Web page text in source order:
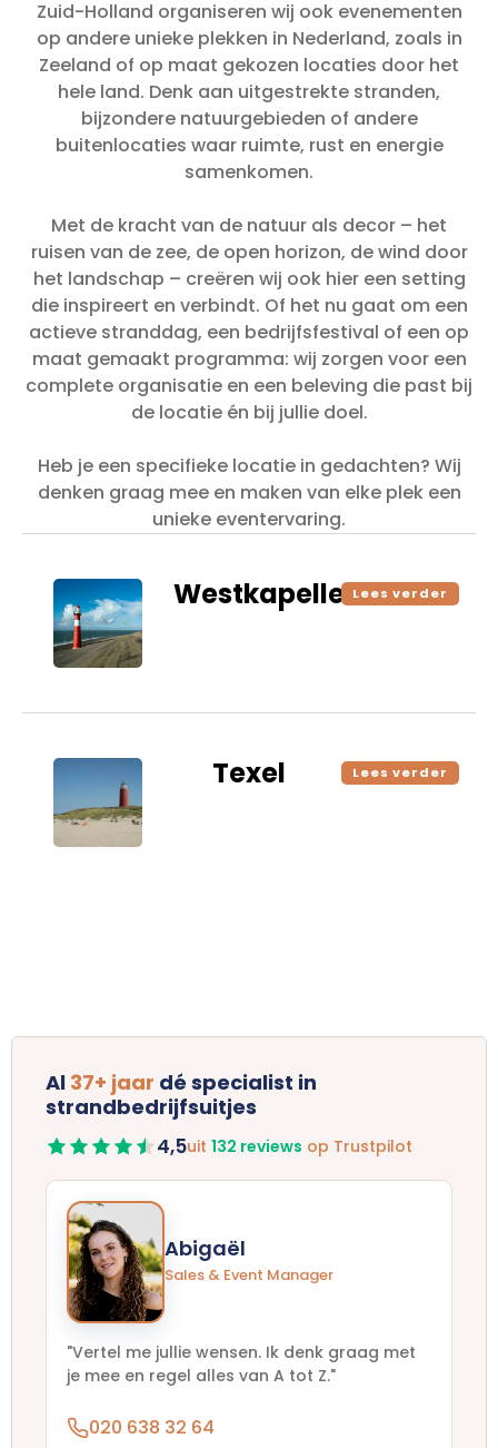
Zuid-Holland organiseren wij ook evenementen
op andere unieke plekken in Nederland, zoals in
Zeeland of op maat gekozen locaties door het
hele land. Denk aan uitgestrekte stranden,
bijzondere natuurgebieden of andere
buitenlocaties waar ruimte, rust en energie
samenkomen.
Met de kracht van de natuur als decor – het
ruisen van de zee, de open horizon, de wind door
het landschap – creëren wij ook hier een setting
die inspireert en verbindt. Of het nu gaat om een
actieve stranddag, een bedrijfsfestival of een op
maat gemaakt programma: wij zorgen voor een
complete organisatie en een beleving die past bij
de locatie én bij jullie doel.
Heb je een specifieke locatie in gedachten? Wij
denken graag mee en maken van elke plek een
unieke eventervaring.
Westkapelle Lees verder
Texel Lees verder
Al 37+ jaar dé specialist in
strandbedrijfsuitjes
4,5uit 132 reviews op Trustpilot
Abigaël
Sales & Event Manager
"Vertel me jullie wensen. Ik denk graag met
je mee en regel alles van A tot Z."
020 638 32 64